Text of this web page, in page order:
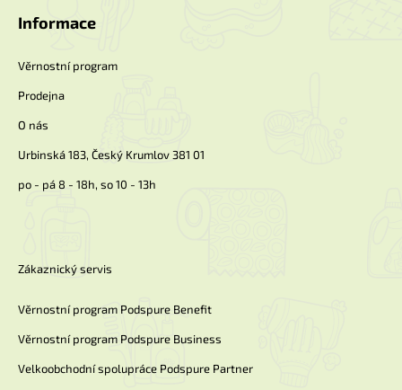
Informace
Věrnostní program
Prodejna
O nás
Urbinská 183, Český Krumlov 381 01
po - pá 8 - 18h, so 10 - 13h
Zákaznický servis
Věrnostní program Podspure Benefit
Věrnostní program Podspure Business
Velkoobchodní spolupráce Podspure Partner